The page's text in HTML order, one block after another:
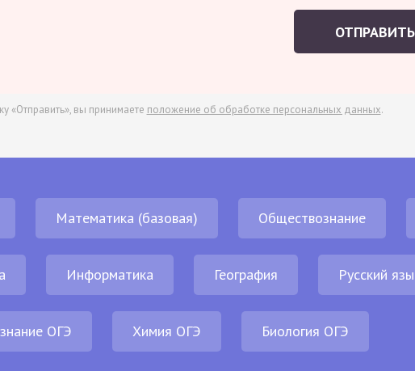
ОТПРАВИТЬ
«Отправить», вы принимаете положение об обработке персональных данных.
Математика (базовая) Обществознание
Информатика География Русский
ОГЭ Химия ОГЭ Биология ОГЭ